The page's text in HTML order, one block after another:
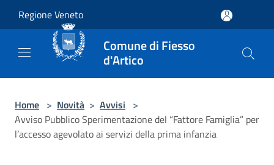
Regione Veneto
Comune di Fiesso
d'Artico
Home > Novità > Avvisi >
Avviso Pubblico Sperimentazione del “Fattore Famiglia” per
l’accesso agevolato ai servizi della prima infanzia